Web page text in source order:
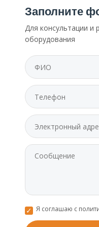
Заполните
Для консультации и
оборудования
Я соглашаю с